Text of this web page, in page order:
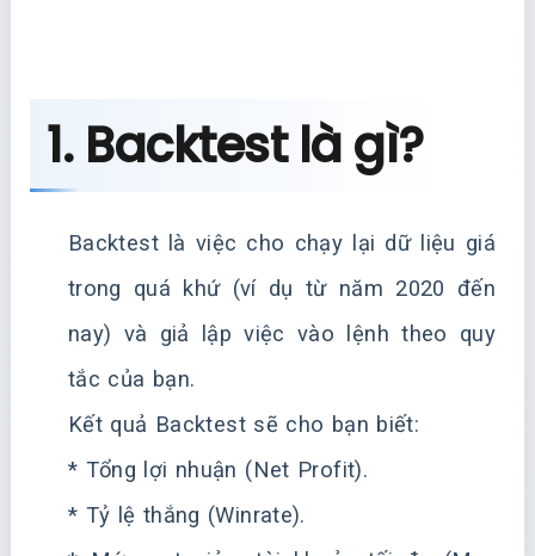
1. Backtest là gì?
Backtest là việc cho chạy lại dữ liệu giá
trong quá khứ (ví dụ từ năm 2020 đến
nay) và giả lập việc vào lệnh theo quy
tắc của bạn.
Kết quả Backtest sẽ cho bạn biết:
* Tổng lợi nhuận (Net Profit).
* Tỷ lệ thắng (Winrate).